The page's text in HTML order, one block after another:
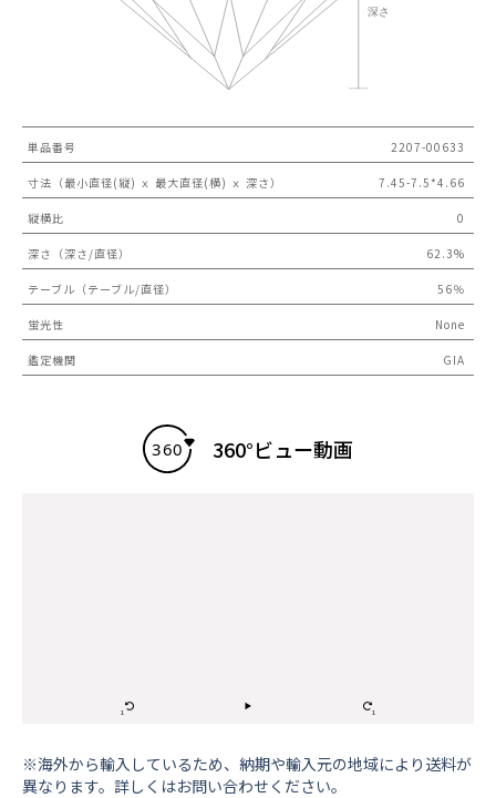
単品番号 2207-00633
寸法（最小直径(縦) ｘ 最大直径(横) ｘ 深さ） 7.45-7.5*4.66
縦横比 0
深さ（深さ/直径） 62.3%
テーブル（テーブル/直径） 56％
蛍光性 None
鑑定機関 GIA
360°ビュー動画
※海外から輸⼊しているため、納期や輸⼊元の地域により送料が
異なります。詳しくはお問い合わせください。